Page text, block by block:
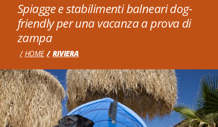
Spiagge e stabilimenti balneari dog-
friendly per una vacanza a prova di
zampa
HOME RIVIERA